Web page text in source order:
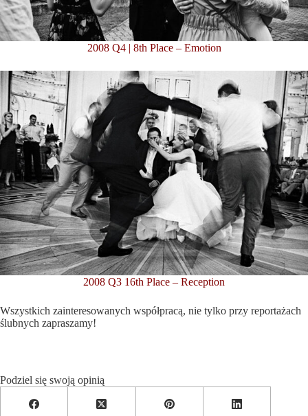
2008 Q4 | 8th Place – Emotion
2008 Q3 16th Place – Reception
Wszystkich zainteresowanych współpracą, nie tylko przy reportażach
ślubnych zapraszamy!
Podziel się swoją opinią